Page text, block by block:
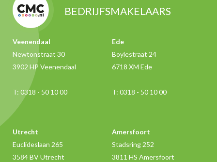
BEDRIJFSMAKELAARS
Veenendaal
Newtonstraat 30
3902 HP Veenendaal
T: 0318 - 50 10 00
Ede
Boylestraat 24
6718 XM Ede
T: 0318 - 50 10 00
Utrecht
Euclideslaan 265
3584 BV Utrecht
Amersfoort
Stadsring 252
3811 HS Amersfoort